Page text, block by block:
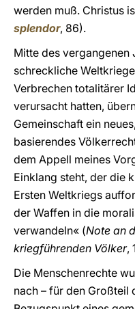
werden muß. Christus
splendor, 86).
Mitte des vergangenen
schreckliche
Verbrechen totalitärer
verursacht hatten,
Gemeinschaft ein
basierendes
dem Appell meines
Einklang steht, der die
Ersten Weltkriegs
der Waffen in die
verwandeln« (Note an
kriegführenden Völker,
Die Menschenrechte
nach – für den Großteil